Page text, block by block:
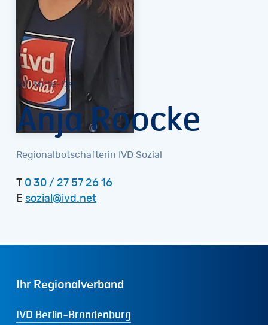
IVD Mitte-Ost
Anja Roocke
Regionalbotschafterin IVD Sozial
T 0 30 / 27 57 26 16
E sozial@ivd.net
Ihr Regionalverband
IVD Berlin-Brandenburg